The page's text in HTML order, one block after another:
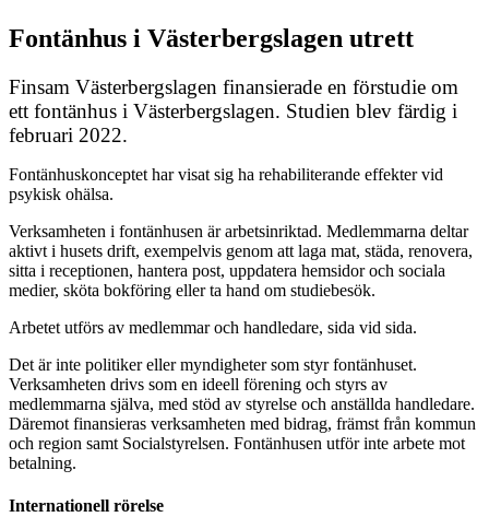
Fontänhus i Västerbergslagen utrett
Finsam Västerbergslagen finansierade en förstudie om
ett fontänhus i Västerbergslagen. Studien blev färdig i
februari 2022.
Fontänhuskonceptet har visat sig ha rehabiliterande effekter vid
psykisk ohälsa.
Verksamheten i fontänhusen är arbetsinriktad. Medlemmarna deltar
aktivt i husets drift, exempelvis genom att laga mat, städa, renovera,
sitta i receptionen, hantera post, uppdatera hemsidor och sociala
medier, sköta bokföring eller ta hand om studiebesök.
Arbetet utförs av medlemmar och handledare, sida vid sida.
Det är inte politiker eller myndigheter som styr fontänhuset.
Verksamheten drivs som en ideell förening och styrs av
medlemmarna själva, med stöd av styrelse och anställda handledare.
Däremot finansieras verksamheten med bidrag, främst från kommun
och region samt Socialstyrelsen. Fontänhusen utför inte arbete mot
betalning.
Internationell rörelse